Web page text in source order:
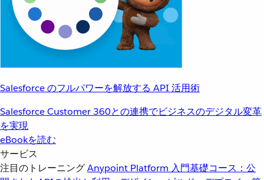
Salesforce のフルパワーを解放する API 活用術
Salesforce Customer 360との連携でビジネスのデジタル変革
を実現
eBookを読む
サービス
注目のトレーニングAnypoint Platform 入門基礎コース：公